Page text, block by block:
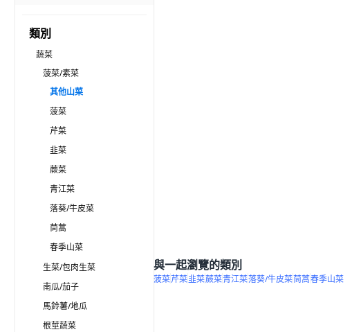
類別
蔬菜
菠菜/素菜
其他山菜
菠菜
芹菜
韭菜
蕨菜
青江菜
落葵/牛皮菜
茼蒿
春季山菜
生菜/包肉生菜
南瓜/茄子
馬鈴薯/地瓜
根莖蔬菜
與一起瀏覽的類別
菠菜芹菜韭菜蕨菜青江菜落葵/牛皮菜茼蒿春季山菜